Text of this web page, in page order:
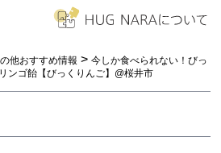
他おすすめ情報 > 今しか食べられない！びっ
ンゴ飴【びっくりんご】@桜井市